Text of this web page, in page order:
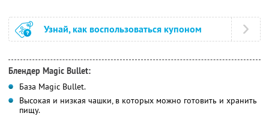
Узнай, как воспользоваться купоном
Блендер Magic Bullet:
База Magic Bullet.
Высокая и низкая чашки, в которых можно готовить и хранить
пищу.